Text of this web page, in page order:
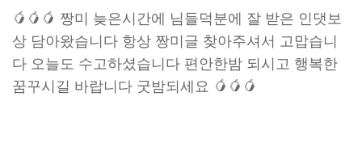
🥭🥭🥭 짱미 늦은시간에 님들덕분에 잘 받은 인댓보
상 담아왔습니다 항상 짱미글 찾아주셔서 고맙습니
다 오늘도 수고하셨습니다 편안한밤 되시고 행복한
꿈꾸시길 바랍니다 굿밤되세요 🥭🥭🥭